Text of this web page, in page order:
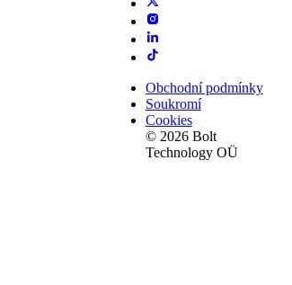
Obchodní podmínky
Soukromí
Cookies
© 2026 Bolt
Technology OÜ